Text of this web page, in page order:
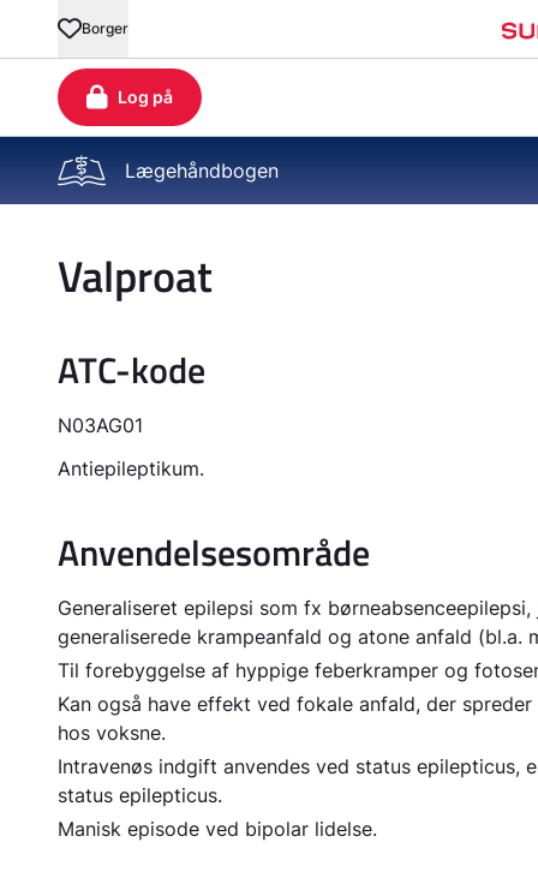
Lægehåndbogen
Valproat
ATC-kode
N03AG01
Antiepileptikum.
Anvendelsesområde
Generaliseret epilepsi som fx
generaliserede krampeanfald og atone anfald (bl.a.
Til forebyggelse af hyppige feberkramper og
Kan også have effekt ved fokale anfald, der
hos voksne.
Intravenøs indgift anvendes ved status
status epilepticus.
Manisk episode ved bipolar lidelse.